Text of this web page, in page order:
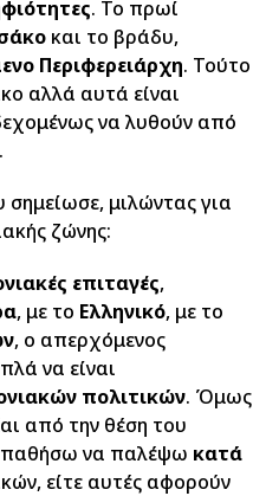
. Το πρωί
και το βράδυ,
Περιφερειάρχη. Τούτο
αλλά αυτά είναι
να λυθούν από
μιλώντας για
ζώνης:
επιταγές,
, με το Ελληνικό, με το
, ο απερχόμενος
να είναι
πολιτικών. Όμως
από την θέση του
να παλέψω κατά
είτε αυτές αφορούν